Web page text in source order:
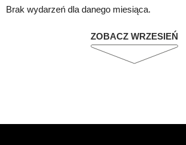
Brak wydarzeń dla danego miesiąca.
ZOBACZ WRZESIEŃ